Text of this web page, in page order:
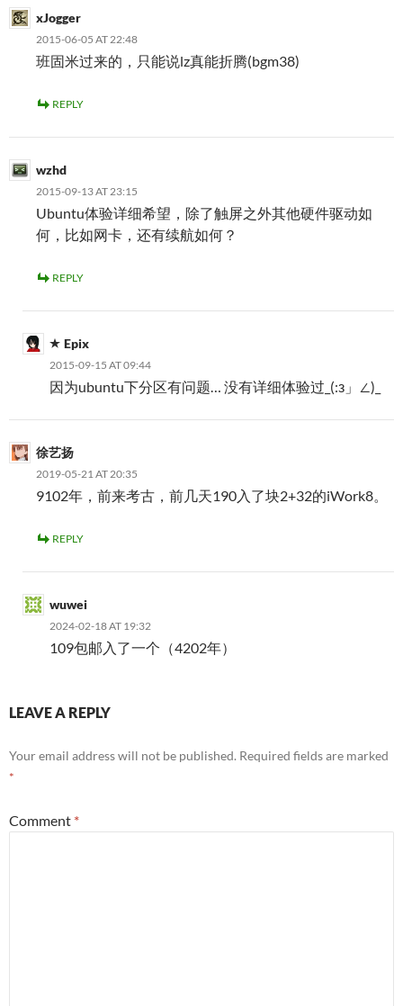
xJogger
2015-06-05 AT 22:48
班固米过来的，只能说lz真能折腾(bgm38)
REPLY
wzhd
2015-09-13 AT 23:15
Ubuntu体验详细希望，除了触屏之外其他硬件驱动如
何，比如网卡，还有续航如何？
REPLY
Epix
2015-09-15 AT 09:44
因为ubuntu下分区有问题… 没有详细体验过_(:з」∠)_
徐艺扬
2019-05-21 AT 20:35
9102年，前来考古，前几天190入了块2+32的iWork8。
REPLY
wuwei
2024-02-18 AT 19:32
109包邮入了一个（4202年）
LEAVE A REPLY
Your email address will not be published. Required fields are marked
*
Comment *